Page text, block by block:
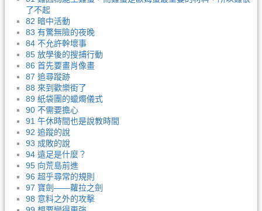
了不起
82 暗中活動
83 有驚無險的夜晚
84 不允許幹壞事
85 放學後的搜捕行動
86 首先要畫肖像畫
87 追尋蹤跡
88 來到歡樂街了
89 紙袋團的蠟燭儀式
90 不需要擔心
91 午休時間也是說教時間
92 追蹤的說
93 成敗的說
94 遠足是什麼？
95 向荒島前進
96 超乎尋常的規則
97 寶劍——蘿拉之劍
98 意料之外的攻擊